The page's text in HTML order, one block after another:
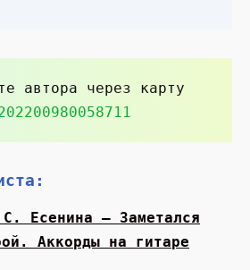
автора через карту
Есенина — Заметался
Аккорды на гитаре